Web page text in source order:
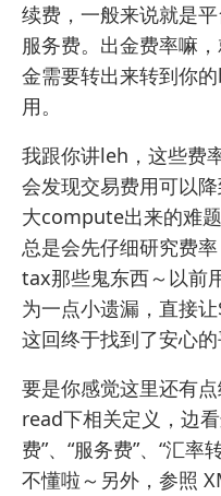
续费，一般来说就是
服务费。出金费率嘛
金需要转出来转到你
用。
我跟你讲leh，这些费
会发现交易费用可以
大compute出来的难
总是会先仔细研究费
tax那些鬼东西～以前
为一点小遗漏，直接
这回终于找到了安心的
要是你感觉这里还有
read下相关定义，边
费”、“服务费”、“汇
不懂啦～另外，参照